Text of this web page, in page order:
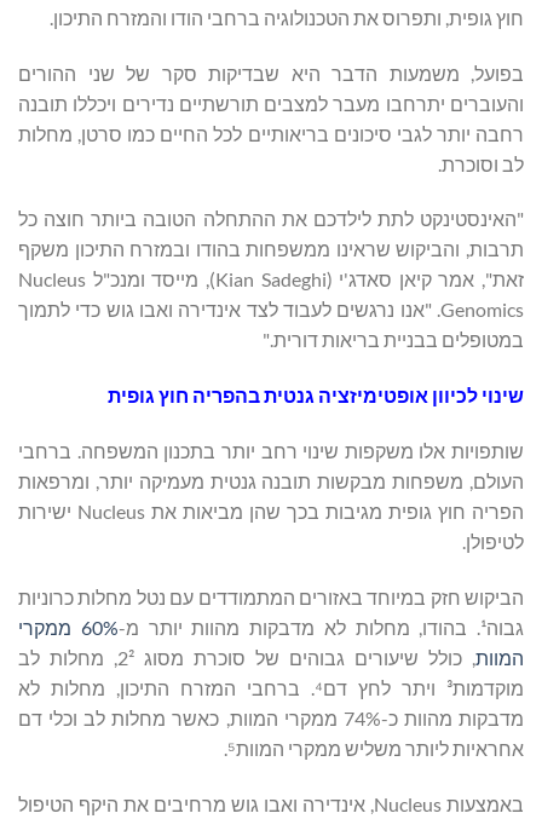
חוץ גופית, ותפרוס את הטכנולוגיה ברחבי הודו והמזרח התיכון.
בפועל, משמעות הדבר היא שבדיקות סקר של שני ההורים
והעוברים יתרחבו מעבר למצבים תורשתיים נדירים ויכללו תובנה
רחבה יותר לגבי סיכונים בריאותיים לכל החיים כמו סרטן, מחלות
לב וסוכרת.
"האינסטינקט לתת לילדכם את ההתחלה הטובה ביותר חוצה כל
תרבות, והביקוש שראינו ממשפחות בהודו ובמזרח התיכון משקף
זאת", אמר קיאן סאדג'י (Kian Sadeghi), מייסד ומנכ"ל Nucleus
Genomics. "אנו נרגשים לעבוד לצד אינדירה ואבו גוש כדי לתמוך
במטופלים בבניית בריאות דורית."
שינוי לכיוון אופטימיזציה גנטית בהפריה חוץ גופית
שותפויות אלו משקפות שינוי רחב יותר בתכנון המשפחה. ברחבי
העולם, משפחות מבקשות תובנה גנטית מעמיקה יותר, ומרפאות
הפריה חוץ גופית מגיבות בכך שהן מביאות את Nucleus ישירות
לטיפולן.
הביקוש חזק במיוחד באזורים המתמודדים עם נטל מחלות כרוניות
גבוה¹. בהודו, מחלות לא מדבקות מהוות יותר מ-
60% ממקרי
המוות
, כולל שיעורים גבוהים של סוכרת מסוג 2², מחלות לב
מוקדמות³ ויתר לחץ דם⁴. ברחבי המזרח התיכון, מחלות לא
מדבקות מהוות כ-74% ממקרי המוות, כאשר מחלות לב וכלי דם
אחראיות ליותר משליש ממקרי המוות⁵.
באמצעות Nucleus, אינדירה ואבו גוש מרחיבים את היקף הטיפול